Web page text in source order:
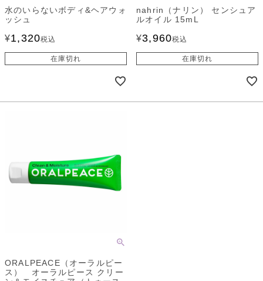
水のいらないボディ&ヘアウォ
ッシュ
¥1,320税込
在庫切れ
nahrin（ナリン） センシュア
ルオイル 15mL
¥3,960税込
在庫切れ
ORALPEACE（オーラルピー
ス） オーラルピース クリー